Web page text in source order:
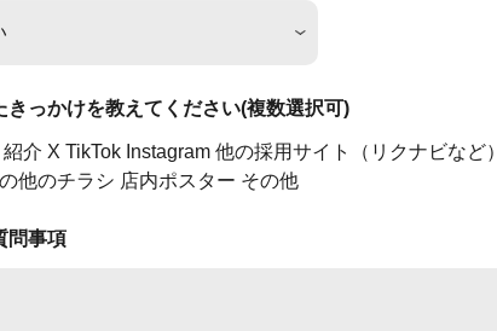
きっかけを教えてください(複数選択可)
紹介 X TikTok Instagram 他の採用サイト（リクナビなど）
他のチラシ 店内ポスター その他
問事項